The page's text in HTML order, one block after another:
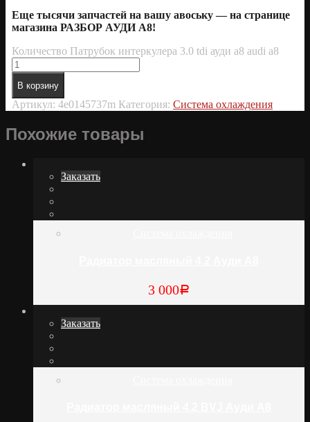
Еще тысячи запчастей на вашу авоську — на странице
магазина РАЗБОР АУДИ А8!
Количество Патрубок интеркулера 3.0 tdi ауди а8 audi a8
В корзину
Артикул: 4e0145737m Категория: Система охлаждения
Похожие товары
Заказать
3 000Р
Заказать